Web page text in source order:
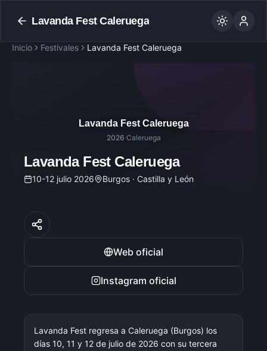
Lavanda Fest Caleruega
Inicio Festivales Lavanda Fest Caleruega
Lavanda Fest Caleruega
2026·Caleruega
Lavanda Fest Caleruega
10-12 julio 2026 Burgos · Castilla y León
Web oficial
Instagram oficial
Lavanda Fest regresa a Caleruega (Burgos) los
días 10, 11 y 12 de julio de 2026 con su tercera